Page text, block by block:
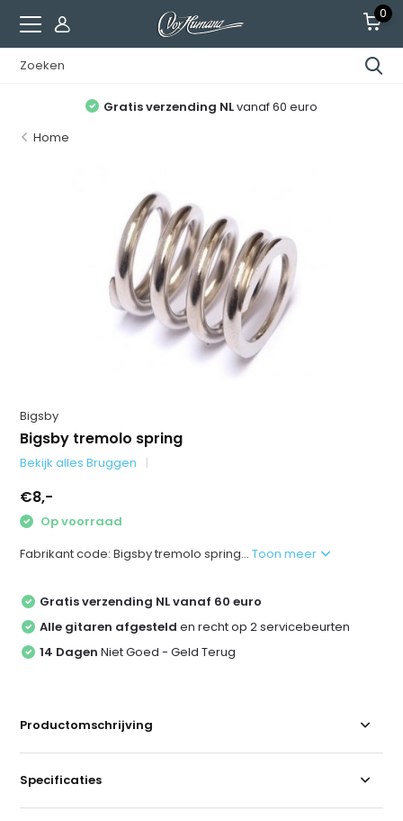
0
Gratis verzending NLvanaf 60 euro
Home
Bigsby
Bigsby tremolo spring
Bekijk alles Bruggen
€8,-
Op voorraad
Fabrikant code: Bigsby tremolo spring...Toon meer
Gratis verzending NL vanaf 60 euro
Alle gitaren afgesteld en recht op 2 servicebeurten
14 Dagen Niet Goed - Geld Terug
Productomschrijving
Specificaties